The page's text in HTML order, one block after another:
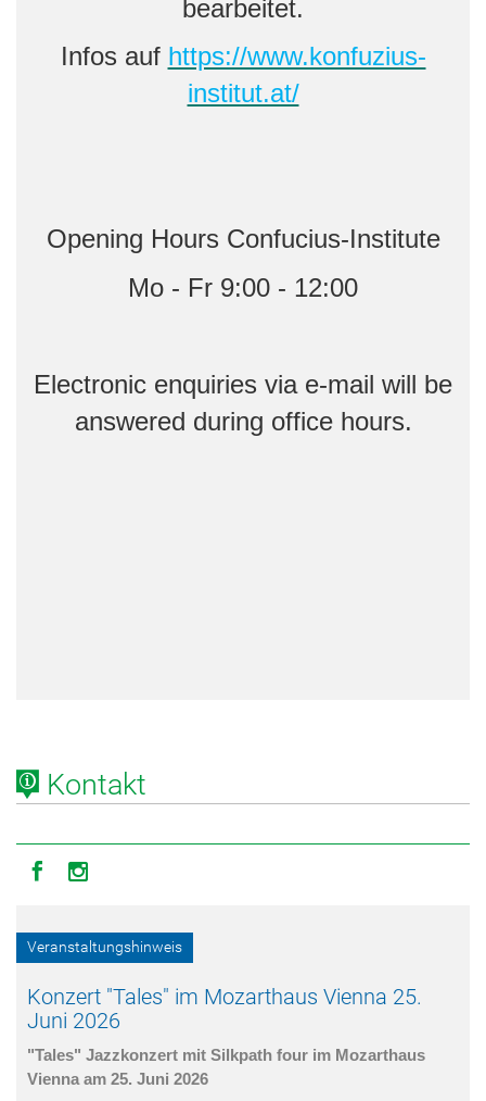
bearbeitet.
Infos auf https://www.konfuzius-
institut.at/
Opening Hours Confucius-Institute
Mo - Fr 9:00 - 12:00
Electronic enquiries via e-mail will be
answered during office hours.
Kontakt
Icon facebook
Icon instagram
Veranstaltungshinweis
Konzert "Tales" im Mozarthaus Vienna 25.
Juni 2026
"Tales" Jazzkonzert mit Silkpath four im Mozarthaus
Vienna am 25. Juni 2026